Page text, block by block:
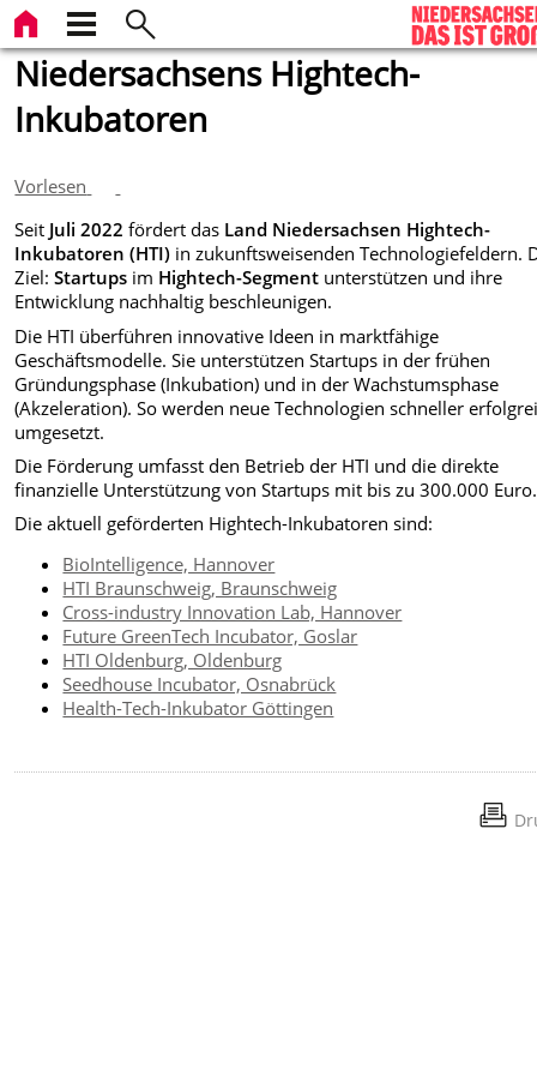
Niedersachsens Hightech-
Inkubatoren
Vorlesen
Seit Juli 2022 fördert das Land Niedersachsen Hightech-
Inkubatoren (HTI) in zukunftsweisenden Technologiefeldern.
Ziel:Startups im Hightech-Segment unterstützen und ihre
Entwicklung nachhaltig beschleunigen.
Die HTI überführen innovative Ideen in marktfähige
Geschäftsmodelle. Sie unterstützen Startups in der frühen
Gründungsphase (Inkubation) und in der Wachstumsphase
(Akzeleration). So werden neue Technologien schneller
umgesetzt.
Die Förderung umfasst den Betrieb der HTI und die direkte
finanzielle Unterstützung von Startups mit bis zu 300.000 Euro.
Die aktuell geförderten Hightech-Inkubatoren sind:
BioIntelligence, Hannover
HTI Braunschweig, Braunschweig
Cross-industry Innovation Lab, Hannover
Future GreenTech Incubator, Goslar
HTI Oldenburg, Oldenburg
Seedhouse Incubator, Osnabrück
Health-Tech-Inkubator Göttingen